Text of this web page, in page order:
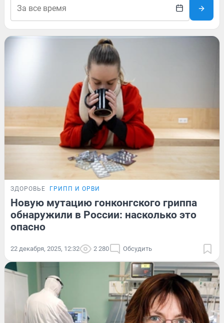
ЗДОРОВЬЕ ГРИПП И ОРВИ
Новую мутацию гонконгского гриппа
обнаружили в России: насколько это
опасно
22 декабря, 2025, 12:32 2 280 Обсудить